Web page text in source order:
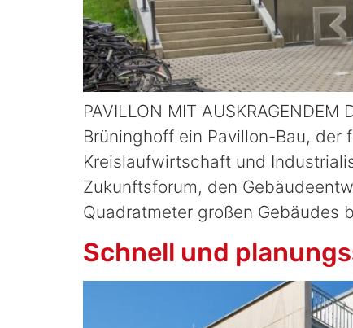
PAVILLON MIT
Brüninghoff ein Pavillon-Bau,
Kreislaufwirtschaft und
Zukunftsforum, den
Quadratmeter großen Gebäudes
Schnell und